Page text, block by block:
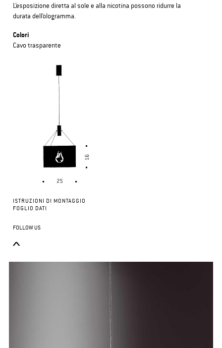
L’esposizione diretta al sole e alla nicotina possono ridurre la
durata dell’ologramma.
Colori
Cavo trasparente
ISTRUZIONI DI MONTAGGIO
FOGLIO DATI
FOLLOW US